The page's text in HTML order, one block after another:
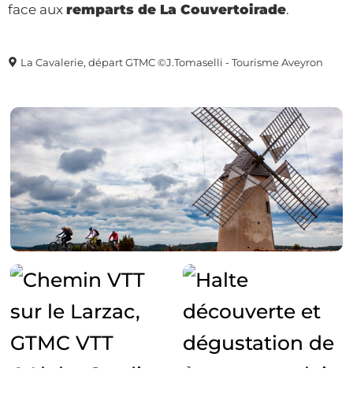
La Cavalerie, départ GTMC ©J.Tomaselli - Tourisme Aveyron
face aux remparts de La Couvertoirade.